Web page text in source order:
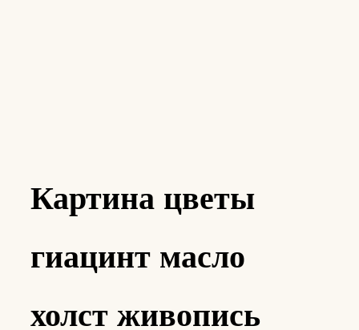
Картина цветы
гиацинт масло
холст живопись